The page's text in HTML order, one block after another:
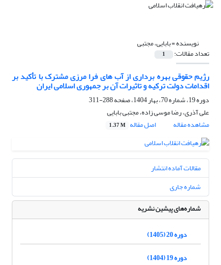
نویسنده =بابایی، مجتبی
تعداد مقالات: 1
رژیم حقوقی بهره برداری از آب های فرا مرزی مشترک با تأکید بر
اقدامات دولت ترکیه و تاثیرات آن بر جمهوری اسلامی ایران
دوره 19، شماره 70، بهار 1404، صفحه
288-311
علی آذری، رضا موسی زاده، مجتبی بابایی
مشاهده مقاله
اصل مقاله 1.37 M
مقالات آماده انتشار
شماره جاری
شماره‌های پیشین نشریه
دوره 20 (1405)
دوره 19 (1404)